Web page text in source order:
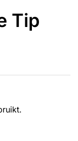
Tip